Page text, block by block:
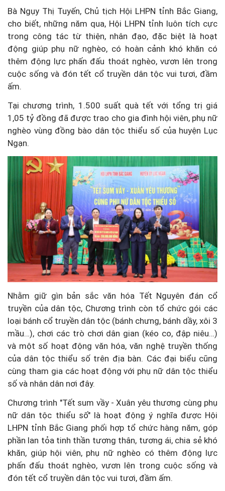
Bà Ngụy Thị Tuyến, Chủ tịch Hội LHPN tỉnh Bắc Giang,
cho biết, những năm qua, Hội LHPN tỉnh luôn tích cực
trong công tác từ thiện, nhân đạo, đặc biệt là hoạt
động giúp phụ nữ nghèo, có hoàn cảnh khó khăn có
thêm động lực phấn đấu thoát nghèo, vươn lên trong
cuộc sống và đón tết cổ truyền dân tộc vui tươi, đầm
ấm.
Tại chương trình, 1.500 suất quà tết với tổng trị giá
1,05 tỷ đồng đã được trao cho gia đình hội viên, phụ nữ
nghèo vùng đồng bào dân tộc thiểu số của huyện Lục
Ngạn.
Nhằm giữ gìn bản sắc văn hóa Tết Nguyên đán cổ
truyền của dân tộc, Chương trình còn tổ chức gói các
loại bánh cổ truyền dân tộc (bánh chưng, bánh dầy, xôi 3
mầu…), chơi các trò chơi dân gian (kéo co, đập niêu…)
và một số hoạt động văn hóa, văn nghệ truyền thống
của dân tộc thiểu số trên địa bàn. Các đại biểu cũng
cùng tham gia các hoạt động với phụ nữ dân tộc thiểu
số và nhân dân nơi đây.
Chương trình "Tết sum vầy - Xuân yêu thương cùng phụ
nữ dân tộc thiểu số" là hoạt động ý nghĩa được Hội
LHPN tỉnh Bắc Giang phối hợp tổ chức hàng năm, góp
phần lan tỏa tinh thần tương thân, tương ái, chia sẻ khó
khăn, giúp hội viên, phụ nữ nghèo có thêm động lực
phấn đấu thoát nghèo, vươn lên trong cuộc sống và
đón tết cổ truyền dân tộc vui tươi, đầm ấm.